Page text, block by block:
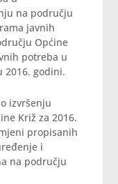
na području
javnih
Općine
potreba u
2016. godini.
izvršenju
Križ za 2016.
propisanih
i
na području